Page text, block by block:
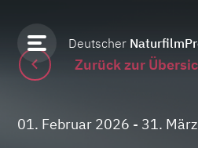
Deutscher
Zurück zur
01. Februar 2026 - 31.